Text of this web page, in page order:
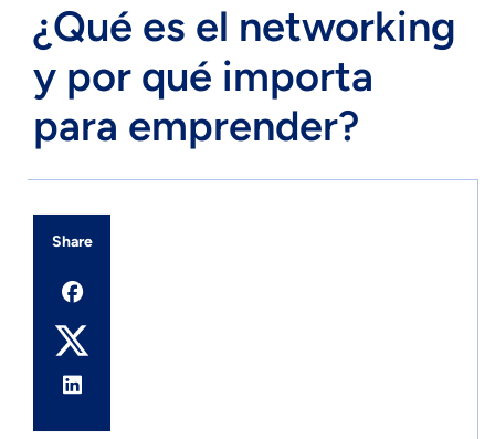
¿Qué es el networking
y por qué importa
para emprender?
Share